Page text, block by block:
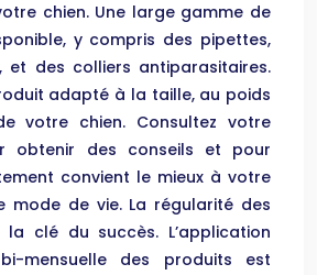
chien. Une large gamme de
y compris des pipettes,
et des colliers antiparasitaires.
adapté à la taille, au poids
votre chien. Consultez votre
obtenir des conseils et pour
convient le mieux à votre
mode de vie. La régularité des
clé du succès. L’application
mensuelle des produits est